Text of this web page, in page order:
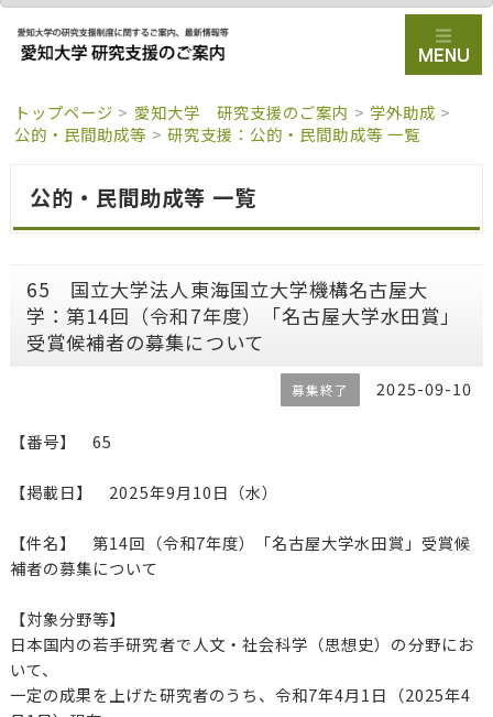
トップページ > 愛知大学 研究支援のご案内 > 学外助成 >
公的・民間助成等 > 研究支援：公的・民間助成等 一覧
公的・民間助成等 一覧
65 国立大学法人東海国立大学機構名古屋大
学：第14回（令和7年度）「名古屋大学水田賞」
受賞候補者の募集について
募集終了 2025-09-10
【番号】 65
【掲載日】 2025年9月10日（水）
【件名】 第14回（令和7年度）「名古屋大学水田賞」受賞候
補者の募集について
【対象分野等】
日本国内の若手研究者で人文・社会科学（思想史）の分野にお
いて、
一定の成果を上げた研究者のうち、令和7年4月1日（2025年4